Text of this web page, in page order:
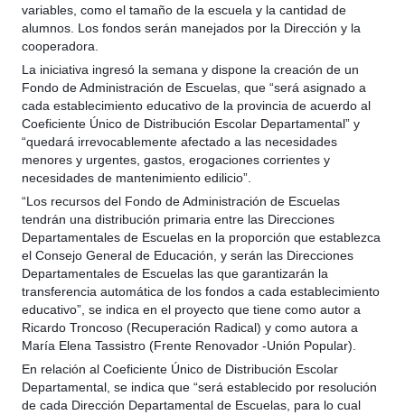
variables, como el tamaño de la escuela y la cantidad de
alumnos. Los fondos serán manejados por la Dirección y la
cooperadora.
La iniciativa ingresó la semana y dispone la creación de un
Fondo de Administración de Escuelas, que “será asignado a
cada establecimiento educativo de la provincia de acuerdo al
Coeficiente Único de Distribución Escolar Departamental” y
“quedará irrevocablemente afectado a las necesidades
menores y urgentes, gastos, erogaciones corrientes y
necesidades de mantenimiento edilicio”.
“Los recursos del Fondo de Administración de Escuelas
tendrán una distribución primaria entre las Direcciones
Departamentales de Escuelas en la proporción que establezca
el Consejo General de Educación, y serán las Direcciones
Departamentales de Escuelas las que garantizarán la
transferencia automática de los fondos a cada establecimiento
educativo”, se indica en el proyecto que tiene como autor a
Ricardo Troncoso (Recuperación Radical) y como autora a
María Elena Tassistro (Frente Renovador -Unión Popular).
En relación al Coeficiente Único de Distribución Escolar
Departamental, se indica que “será establecido por resolución
de cada Dirección Departamental de Escuelas, para lo cual